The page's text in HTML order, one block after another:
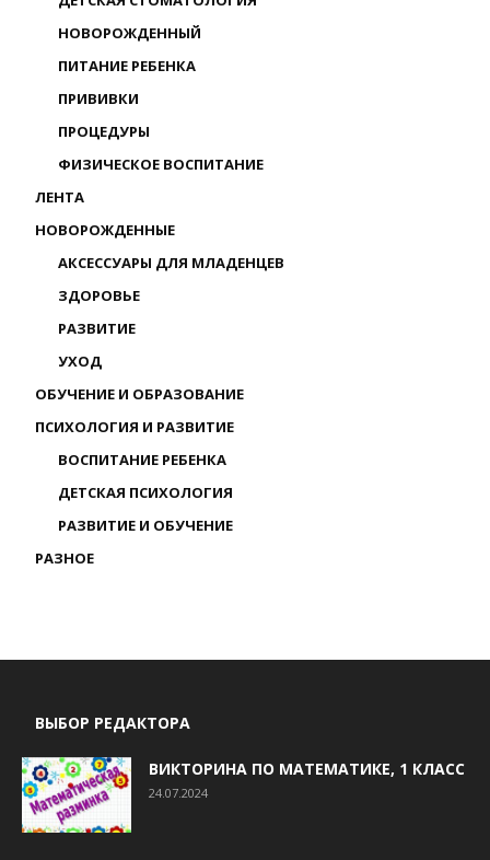
НОВОРОЖДЕННЫЙ
ПИТАНИЕ РЕБЕНКА
ПРИВИВКИ
ПРОЦЕДУРЫ
ФИЗИЧЕСКОЕ ВОСПИТАНИЕ
ЛЕНТА
НОВОРОЖДЕННЫЕ
АКСЕССУАРЫ ДЛЯ МЛАДЕНЦЕВ
ЗДОРОВЬЕ
РАЗВИТИЕ
УХОД
ОБУЧЕНИЕ И ОБРАЗОВАНИЕ
ПСИХОЛОГИЯ И РАЗВИТИЕ
ВОСПИТАНИЕ РЕБЕНКА
ДЕТСКАЯ ПСИХОЛОГИЯ
РАЗВИТИЕ И ОБУЧЕНИЕ
РАЗНОЕ
ВЫБОР РЕДАКТОРА
ВИКТОРИНА ПО МАТЕМАТИКЕ, 1 КЛАСС
24.07.2024